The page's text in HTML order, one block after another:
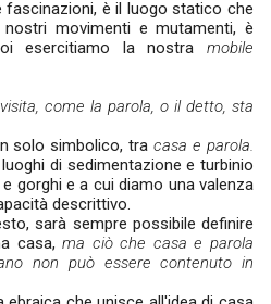
fascinazioni, è il luogo statico che
movimenti e mutamenti, è
esercitiamo la nostra mobile
come la parola, o il detto, sta
solo simbolico, tracasa e parola.
di sedimentazione e turbinio
gorghi e a cui diamo una valenza
descrittivo.
sarà sempre possibile definire
casa,ma ciò che casa e parola
non può essere contenuto in